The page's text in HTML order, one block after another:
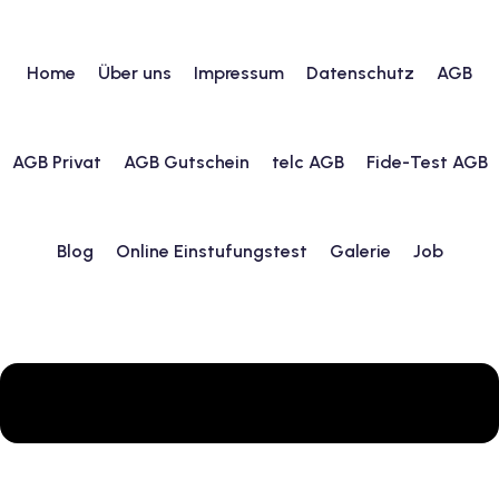
Home Über uns Impressum Datenschutz AGB
AGB Privat AGB Gutschein telc AGB Fide-Test AGB
Blog Online Einstufungstest Galerie Job